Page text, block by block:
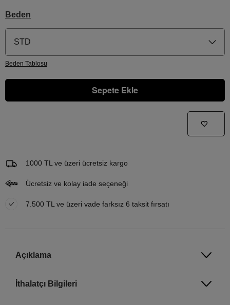
Beden
STD
Beden Tablosu
Sepete Ekle
Email Adresi
1000 TL ve üzeri ücretsiz kargo
Ücretsiz ve kolay iade seçeneği
7.500 TL ve üzeri vade farksız 6 taksit fırsatı
Açıklama
İthalatçı Bilgileri